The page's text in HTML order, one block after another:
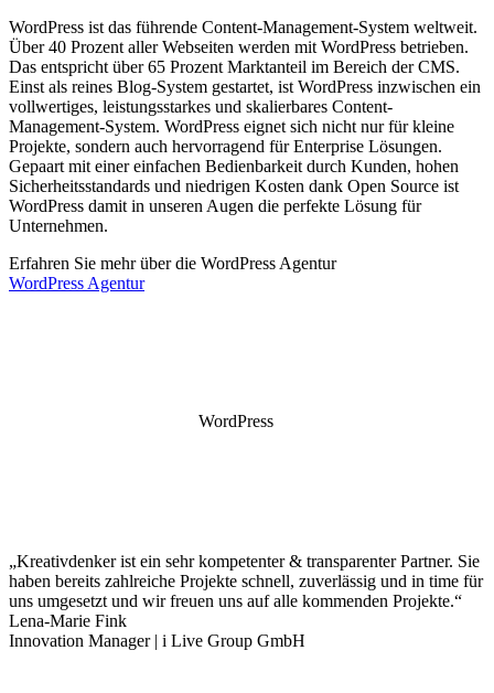
WordPress ist das führende Content-Management-System weltweit.
Über 40 Prozent aller Webseiten werden mit WordPress betrieben.
Das entspricht über 65 Prozent Marktanteil im Bereich der CMS.
Einst als reines Blog-System gestartet, ist WordPress inzwischen ein
vollwertiges, leistungsstarkes und skalierbares Content-
Management-System. WordPress eignet sich nicht nur für kleine
Projekte, sondern auch hervorragend für Enterprise Lösungen.
Gepaart mit einer einfachen Bedienbarkeit durch Kunden, hohen
Sicherheitsstandards und niedrigen Kosten dank Open Source ist
WordPress damit in unseren Augen die perfekte Lösung für
Unternehmen.
Erfahren Sie mehr über die WordPress Agentur
WordPress Agentur
WordPress
„Kreativdenker ist ein sehr kompetenter & transparenter Partner. Sie
haben bereits zahlreiche Projekte schnell, zuverlässig und in time für
uns umgesetzt und wir freuen uns auf alle kommenden Projekte.“
Lena-Marie Fink
Innovation Manager | i Live Group GmbH